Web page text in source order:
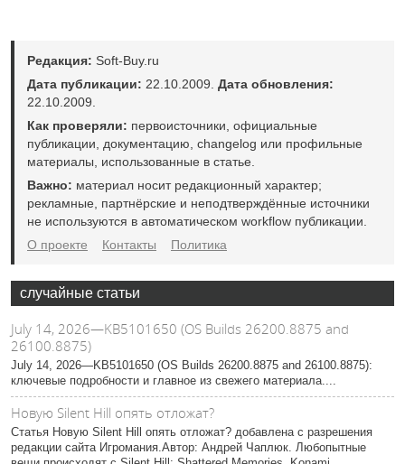
Редакция: Soft-Buy.ru
Дата публикации: 22.10.2009. Дата обновления:
22.10.2009.
Как проверяли: первоисточники, официальные
публикации, документацию, changelog или профильные
материалы, использованные в статье.
Важно: материал носит редакционный характер;
рекламные, партнёрские и неподтверждённые источники
не используются в автоматическом workflow публикации.
О проекте
Контакты Политика
случайные статьи
July 14, 2026—KB5101650 (OS Builds 26200.8875 and
26100.8875)
July 14, 2026—KB5101650 (OS Builds 26200.8875 and 26100.8875):
ключевые подробности и главное из свежего материала....
Новую Silent Hill опять отложат?
Статья Новую Silent Hill опять отложат? добавлена с разрешения
редакции сайта Игромания.Автор: Андрей Чаплюк. Любопытные